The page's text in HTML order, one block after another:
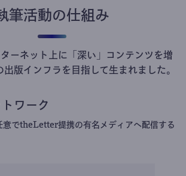
筆活動の仕組み
ーネット上に「深い」コンテンツを増
版インフラを目指して生まれました。
ワーク
意でtheLetter提携の有名メディアへ配信する